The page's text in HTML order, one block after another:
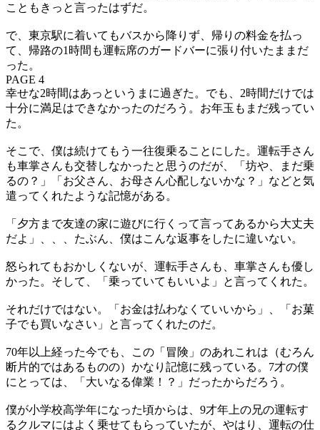
こともきっと言ったはずだ。
で、東京駅に着いてもバスから降りず、帰りの料金を払っ
て、帰路の1時間も運転席のガードバーに張り付いたままだ
った。
PAGE 4
幸せな2時間はあっというまに過ぎた。でも、2時間だけでは
十分に満足はできなかったのだろう。お年玉もまだ残ってい
た。
そこで、僕は続けてもう一往復乗ることにした。運転手さん
も車掌さんも交替しなかったと思うのだが、「坊や、まだ乗
るの？」「お父さん、お母さん心配しないかな？」などと気
遣ってくれたような記憶がある。
「夕方まで友達の家に遊びに行くって言ってあるから大丈夫
だよ」、、、たぶん、僕はこんな返事をしたに違いない。
怒られてもおかしくないが、運転手さんも、車掌さんも優し
かった。そして、「乗っていてもいいよ」と言ってくれた。
それだけではない。「お金は払わなくていいから」、「お菓
子でも買いなさい」と言ってくれたのだ。
70年以上経った今でも、この「冒険」のあれこれは（むろん
断片的ではあるものの）かなり記憶に残っている。7才の僕
にとっては、「大いなる偉業！？」だったからだろう。
僕が小学校高学年になった頃からは、9才年上の兄の運転す
るクルマにはよく乗せてもらっていたが、やはり、運転の仕